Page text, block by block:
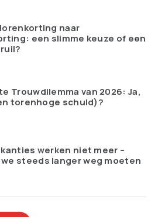
naar
een slimme keuze of een
Trouwdilemma van 2026: Ja,
torenhoge schuld)?
werken niet meer –
steeds langer weg moeten